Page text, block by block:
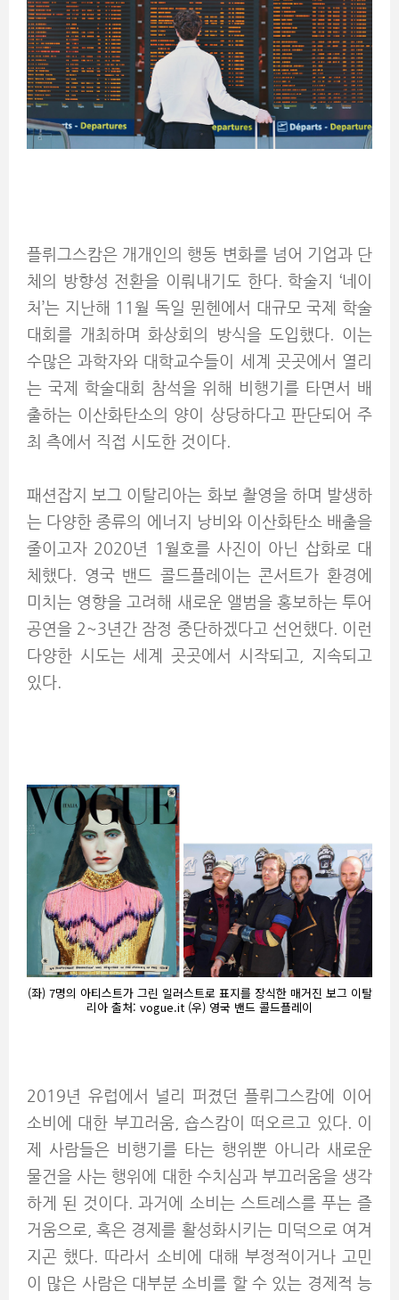
플뤼그스캄은 개개인의 행동 변화를 넘어 기업과 단
체의 방향성 전환을 이뤄내기도 한다. 학술지 ‘네이
처’는 지난해 11월 독일 뮌헨에서 대규모 국제 학술
대회를 개최하며 화상회의 방식을 도입했다. 이는
수많은 과학자와 대학교수들이 세계 곳곳에서 열리
는 국제 학술대회 참석을 위해 비행기를 타면서 배
출하는 이산화탄소의 양이 상당하다고 판단되어 주
최 측에서 직접 시도한 것이다.
패션잡지 보그 이탈리아는 화보 촬영을 하며 발생하
는 다양한 종류의 에너지 낭비와 이산화탄소 배출을
줄이고자 2020년 1월호를 사진이 아닌 삽화로 대
체했다. 영국 밴드 콜드플레이는 콘서트가 환경에
미치는 영향을 고려해 새로운 앨범을 홍보하는 투어
공연을 2~3년간 잠정 중단하겠다고 선언했다. 이런
다양한 시도는 세계 곳곳에서 시작되고, 지속되고
있다.
(좌) 7명의 아티스트가 그린 일러스트로 표지를 장식한 매거진 보그 이탈
리아 출처: vogue.it (우) 영국 밴드 콜드플레이
2019년 유럽에서 널리 퍼졌던 플뤼그스캄에 이어
소비에 대한 부끄러움, 숍스캄이 떠오르고 있다. 이
제 사람들은 비행기를 타는 행위뿐 아니라 새로운
물건을 사는 행위에 대한 수치심과 부끄러움을 생각
하게 된 것이다. 과거에 소비는 스트레스를 푸는 즐
거움으로, 혹은 경제를 활성화시키는 미덕으로 여겨
지곤 했다. 따라서 소비에 대해 부정적이거나 고민
이 많은 사람은 대부분 소비를 할 수 있는 경제적 능